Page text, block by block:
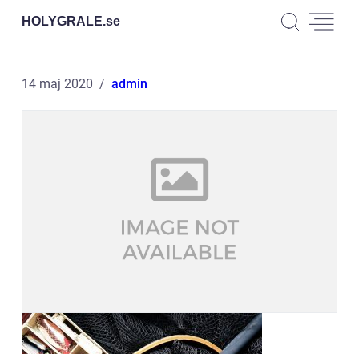
HOLYGRALE.se
14 maj 2020 admin